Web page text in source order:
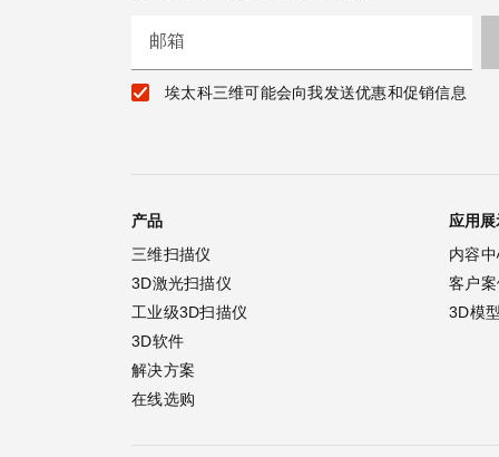
邮箱
埃太科三维可能会向我发送优惠和促销信息
产品
三维扫描仪
3D激光扫描仪
工业级3D扫描仪
3D软件
解决方案
在线选购
应用
内容
客户
3D模